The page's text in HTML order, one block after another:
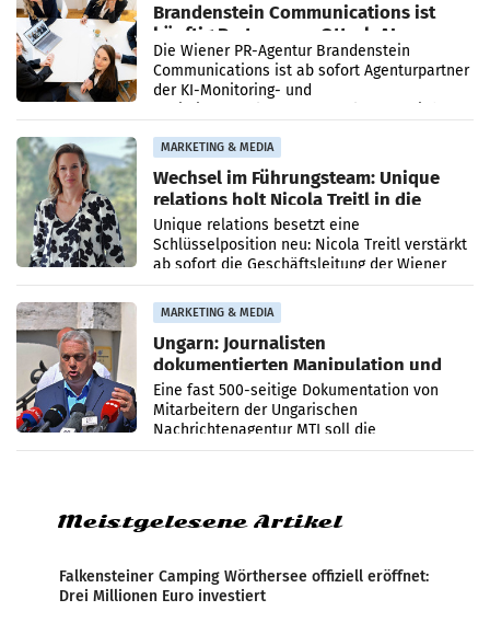
Brandenstein Communications ist
künftig Partner von OtterlyAI
Die Wiener PR-Agentur Brandenstein
Communications ist ab sofort Agenturpartner
der KI-Monitoring- und
MARKETING & MEDIA
Wechsel im Führungsteam: Unique
relations holt Nicola Treitl in die
Geschäftsleitung
Unique relations besetzt eine
Schlüsselposition neu: Nicola Treitl verstärkt
ab sofort die Geschäftsleitung der Wiener
PR-Agentur an der Seite von Josef Kalina und
Anna Kalina-Mahr.
MARKETING & MEDIA
Ungarn: Journalisten
dokumentierten Manipulation und
Zensur
Eine fast 500-seitige Dokumentation von
Mitarbeitern der Ungarischen
Nachrichtenagentur MTI soll die
systematische Nachrichten-Manipulation und
Meistgelesene Artikel
Falkensteiner Camping Wörthersee offiziell eröffnet:
Drei Millionen Euro investiert